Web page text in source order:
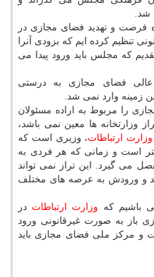
شد.
فرصت و تهدید فضای مجازی در
تنظیم كرده ایم كه بزودی آنرا
كه مجلس باید ورود پیدا می
فضای مجازی به درستی
زمینه وارد نمی شد.
را مربوط به اراده مسئولان
وزارتخانه ها معین نمی باشد،
وزارت ارتباطات، وزیری است كه
است و زمانی كه هر فردی به
می گیرد. این تراز نمی تواند
و ورودش به عرصه های مختلف
باشیم كه وزارت ارتباطات در
باز به صورت غیرقانونی ورود
و مركز ملی فضای مجازی باید